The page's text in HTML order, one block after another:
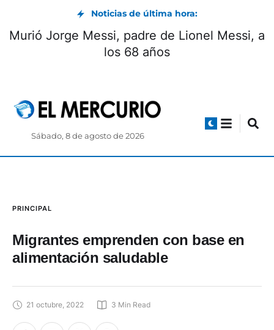
Noticias de última hora:
Murió Jorge Messi, padre de Lionel Messi, a
los 68 años
Sábado, 8 de agosto de 2026
PRINCIPAL
Migrantes emprenden con base en
alimentación saludable
21 octubre, 2022 3 Min Read